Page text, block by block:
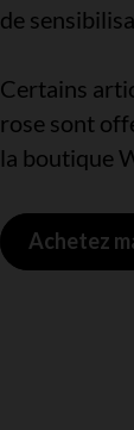
de
Certains
rose sont
la boutique
Achetez